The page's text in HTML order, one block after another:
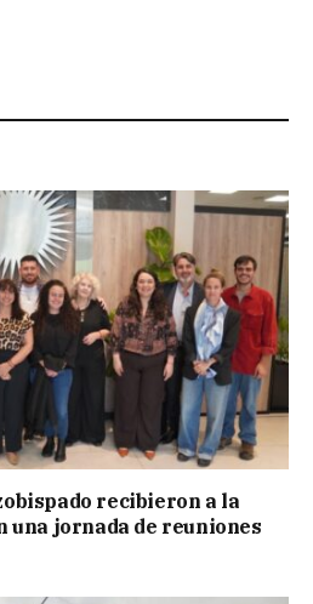
recibieron a la
una jornada de reuniones